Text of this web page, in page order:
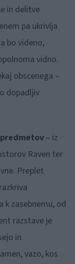
in delitve
pa ukrivlja
bo videno,
vidno.
obscenega –
dopadljiv
– iz
Raven ter
Preplet
k zasebnemu, od
razstave je
in
vazo, kos